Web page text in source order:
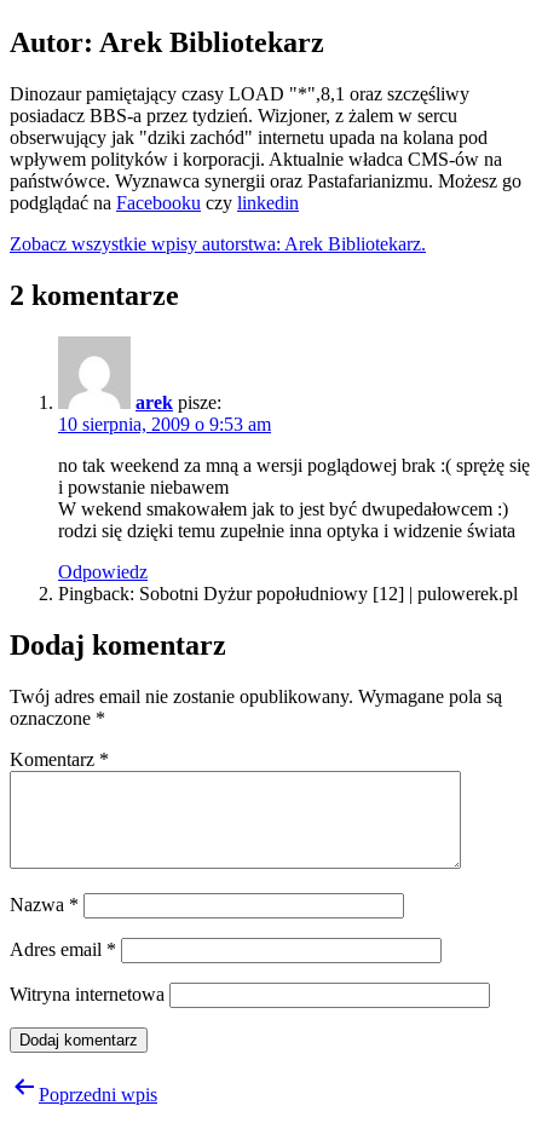
Autor: Arek Bibliotekarz
Dinozaur pamiętający czasy LOAD "*",8,1 oraz szczęśliwy
posiadacz BBS-a przez tydzień. Wizjoner, z żalem w sercu
obserwujący jak "dziki zachód" internetu upada na kolana pod
wpływem polityków i korporacji. Aktualnie władca CMS-ów na
państwówce. Wyznawca synergii oraz Pastafarianizmu. Możesz go
podglądać na Facebooku czy linkedin
Zobacz wszystkie wpisy autorstwa: Arek Bibliotekarz.
2 komentarze
arek pisze:
10 sierpnia, 2009 o 9:53 am
no tak weekend za mną a wersji poglądowej brak :( sprężę się
i powstanie niebawem
W wekend smakowałem jak to jest być dwupedałowcem :)
rodzi się dzięki temu zupełnie inna optyka i widzenie świata
Odpowiedz
Pingback: Sobotni Dyżur popołudniowy [12] | pulowerek.pl
Dodaj komentarz
Twój adres email nie zostanie opublikowany. Wymagane pola są
oznaczone *
Komentarz *
Nazwa *
Adres email *
Witryna internetowa
Nawigacja
Poprzedni wpis